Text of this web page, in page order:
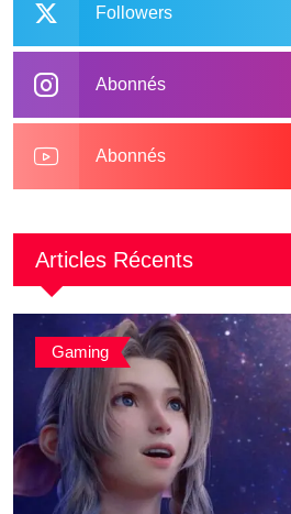
Followers
Abonnés
Abonnés
Articles Récents
Gaming